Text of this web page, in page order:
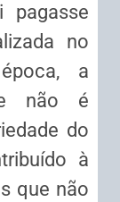
no
a
não é
do
à
que não